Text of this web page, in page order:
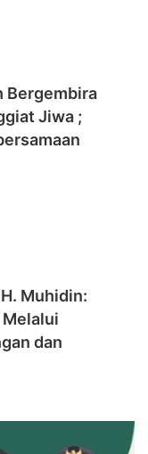
Bergembira
Jiwa ;
Muhidin:
dan